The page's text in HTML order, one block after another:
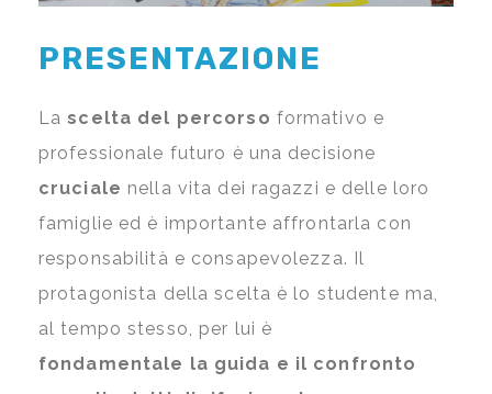
PRESENTAZIONE
Lascelta del percorso formativo e
professionale futuro è una decisione
cruciale nella vita dei ragazzi e delle loro
famiglie ed è importante affrontarla con
responsabilità e consapevolezza. Il
protagonista della scelta è lo studente ma,
al tempo stesso, per lui è
fondamentale la guida e il confronto